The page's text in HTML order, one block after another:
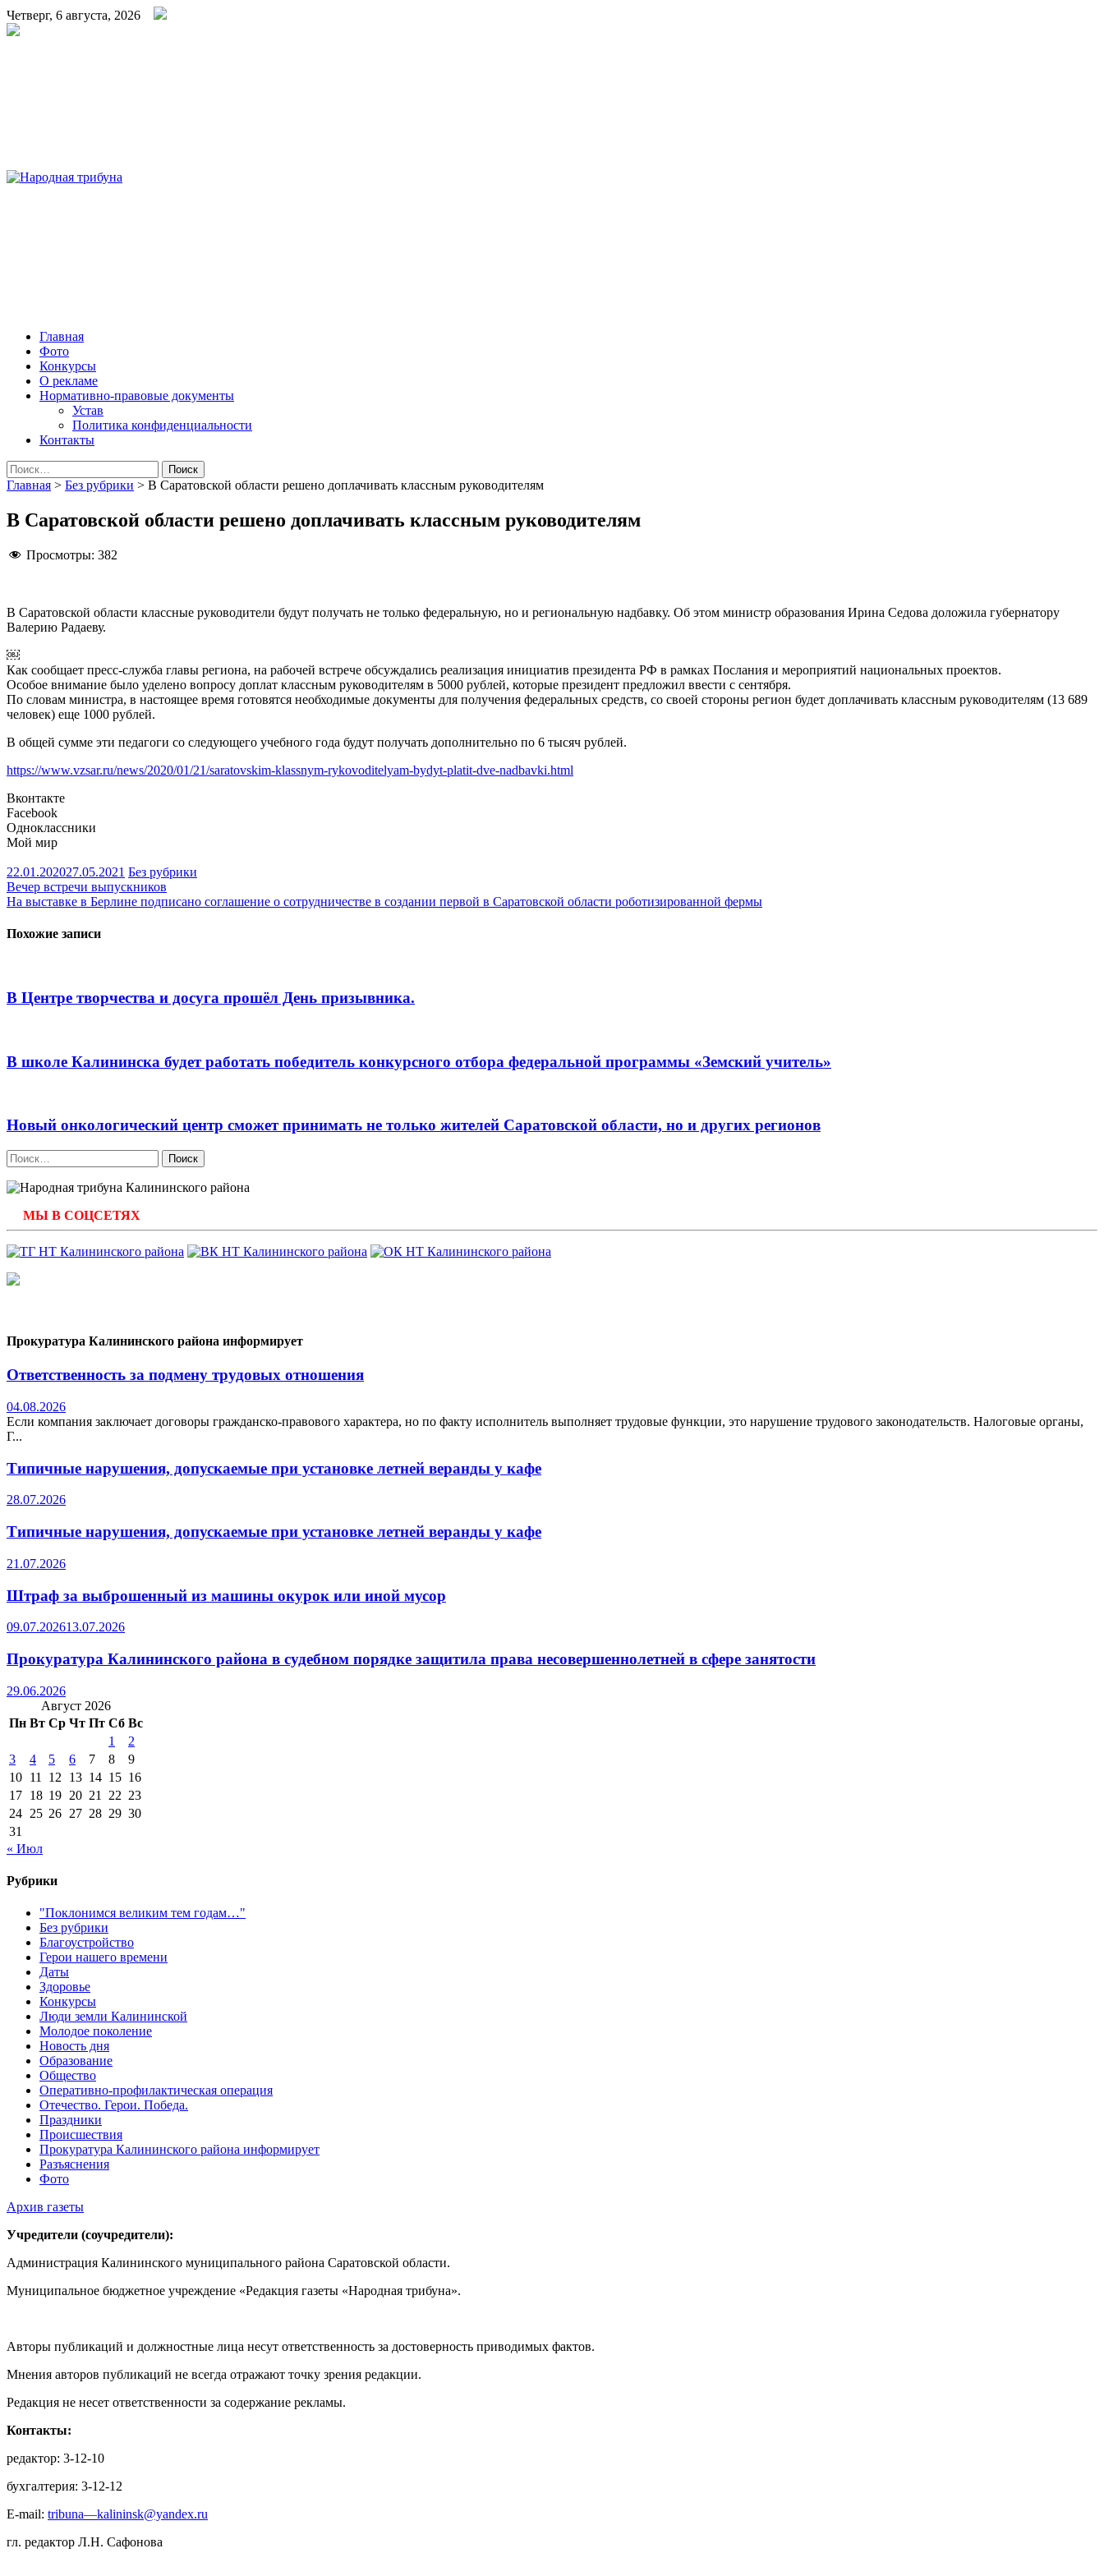
Четверг, 6 августа, 2026
Народная трибуна
Калининская районная газета
Главная
Фото
Конкурсы
О рекламе
Нормативно-правовые документы
Устав
Политика конфиденциальности
Контакты
Найти:
Главная > Без рубрики > В Саратовской области решено доплачивать классным руководителям
В Саратовской области решено доплачивать классным руководителям
Просмотры: 382
В Саратовской области классные руководители будут получать не только федеральную, но и региональную надбавку. Об этом министр образования Ирина Седова доложила губернатору
Валерию Радаеву.
￼
Как сообщает пресс-служба главы региона, на рабочей встрече обсуждались реализация инициатив президента РФ в рамках Послания и мероприятий национальных проектов.
Особое внимание было уделено вопросу доплат классным руководителям в 5000 рублей, которые президент предложил ввести с сентября.
По словам министра, в настоящее время готовятся необходимые документы для получения федеральных средств, со своей стороны регион будет доплачивать классным руководителям (13 689
человек) еще 1000 рублей.
В общей сумме эти педагоги со следующего учебного года будут получать дополнительно по 6 тысяч рублей.
https://www.vzsar.ru/news/2020/01/21/saratovskim-klassnym-rykovoditelyam-bydyt-platit-dve-nadbavki.html
Вконтакте
Facebook
Одноклассники
Мой мир
22.01.202027.05.2021 Без рубрики
Навигация
по
записям
Вечер встречи выпускников
На выставке в Берлине подписано соглашение о сотрудничестве в создании первой в Саратовской области роботизированной фермы
Похожие записи
В Центре творчества и досуга прошёл День призывника.
В школе Калининска будет работать победитель конкурсного отбора федеральной программы «Земский учитель»
Новый онкологический центр сможет принимать не только жителей Саратовской области, но и других регионов
Найти:
МЫ В СОЦСЕТЯХ
Прокуратура Калининского района информирует
Ответственность за подмену трудовых отношения
04.08.2026
Если компания заключает договоры гражданско-правового характера, но по факту исполнитель выполняет трудовые функции, это нарушение трудового законодательств. Налоговые органы,
Г...
Типичные нарушения, допускаемые при установке летней веранды у кафе
28.07.2026
Типичные нарушения, допускаемые при установке летней веранды у кафе
21.07.2026
Штраф за выброшенный из машины окурок или иной мусор
09.07.202613.07.2026
Прокуратура Калининского района в судебном порядке защитила права несовершеннолетней в сфере занятости
29.06.2026
Август 2026
Пн Вт Ср Чт Пт Сб Вс
1
2
3
4 5 6 7 8
9
10 11 12 13 14 15 16
17 18 19 20 21 22 23
24 25 26 27 28 29 30
31
« Июл
Рубрики
"Поклонимся великим тем годам…"
Без рубрики
Благоустройство
Герои нашего времени
Даты
Здоровье
Конкурсы
Люди земли Калининской
Молодое поколение
Новость дня
Образование
Общество
Оперативно-профилактическая операция
Отечество. Герои. Победа.
Праздники
Происшествия
Прокуратура Калининского района информирует
Разъяснения
Фото
Архив газеты
Учредители (соучредители):
Администрация Калининского муниципального района Саратовской области.
Муниципальное бюджетное учреждение «Редакция газеты «Народная трибуна».
Авторы публикаций и должностные лица несут ответственность за достоверность приводимых фактов.
Мнения авторов публикаций не всегда отражают точку зрения редакции.
Редакция не несет ответственности за содержание рекламы.
Контакты:
редактор: 3-12-10
бухгалтерия: 3-12-12
E-mail: tribuna—kalininsk@yandex.ru
гл. редактор Л.Н. Сафонова